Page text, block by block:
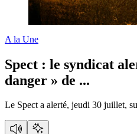
A la Une
Spect : le syndicat
danger » de ...
Le Spect a alerté, jeudi 30 juillet,